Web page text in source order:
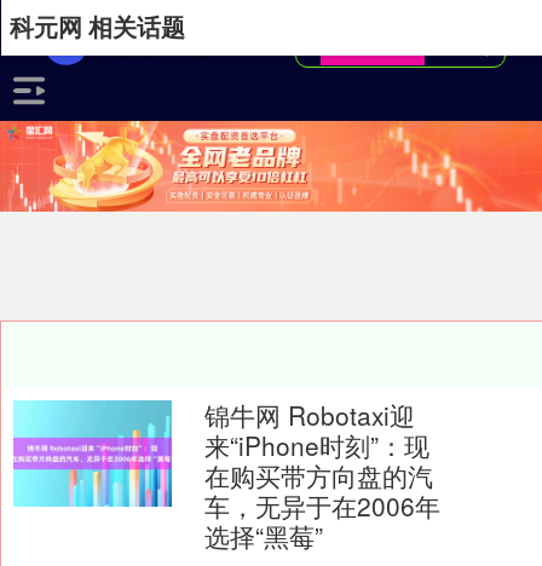
科元网 相关话题
锦牛网 Robotaxi迎
来“iPhone时刻”：现
在购买带方向盘的汽
车，无异于在2006年
选择“黑莓”